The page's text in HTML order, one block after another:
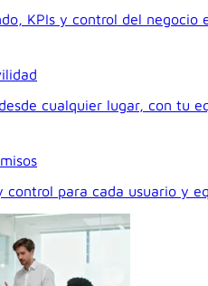
KPIs y control del negocio
cualquier lugar, con tu
control para cada usuario y